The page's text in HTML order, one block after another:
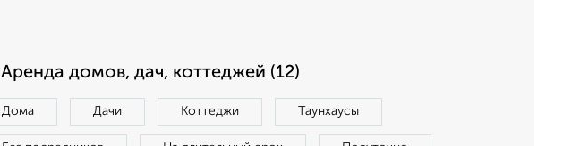
Аренда домов, дач, коттеджей (12)
Дома Дачи Коттеджи Таунхаусы